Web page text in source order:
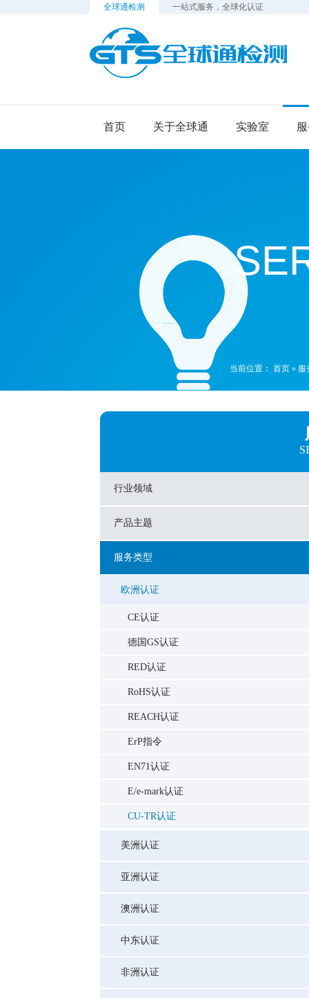
全球通检测 一站式服务，全球化认证
首页 关于全球通 实验室
当前位置： 首页» 服
行业领域
产品主题
服务类型
欧洲认证
CE认证
德国GS认证
RED认证
RoHS认证
REACH认证
ErP指令
EN71认证
E/e-mark认证
CU-TR认证
美洲认证
亚洲认证
澳洲认证
中东认证
非洲认证